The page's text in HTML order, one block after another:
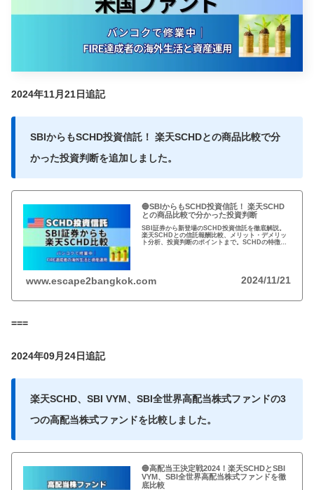
2024年11月21日追記
SBIからもSCHD投資信託！ 楽天SCHDとの商品比較で分
かった投資判断を追加しました。
🔵SBIからもSCHD投資信託！ 楽天SCHD
との商品比較で分かった投資判断
SBI証券から新登場のSCHD投資信託を徹底解説。
楽天SCHDとの信託報酬比較、メリット・デメリッ
ト分析、投資判断のポイントまで。SCHDの特徴や
www.escape2bangkok.com 2024/11/21
===
2024年09月24日追記
楽天SCHD、SBI VYM、SBI全世界高配当株式ファンドの3
つの高配当株式ファンドを比較しました。
🔵高配当王決定戦2024！楽天SCHDとSBI
VYM、SBI全世界高配当株式ファンドを徹
底比較